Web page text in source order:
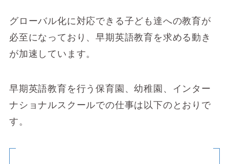
グローバル化に対応できる子ども達への教育が
必至になっており、早期英語教育を求める動き
が加速しています。
早期英語教育を行う保育園、幼稚園、インター
ナショナルスクールでの仕事は以下のとおりで
す。